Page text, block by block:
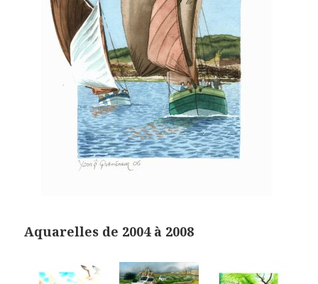
Aquarelles de 2004 à 2008